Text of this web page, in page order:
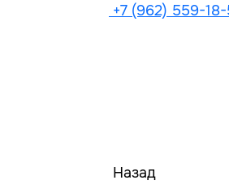
+7 (962) 559-
Назад